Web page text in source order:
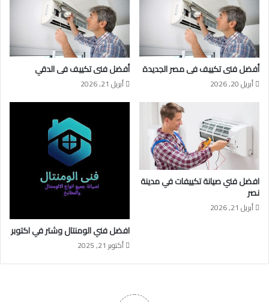
أفضل فنى تكييف فى مصر الجديدة
أبريل 20, 2026
أفضل فنى تكييف فى الدقي
أبريل 21, 2026
افضل فني صيانة تكييفات في مدينة
نصر
أبريل 21, 2026
افضل فني الومنتال وشتر في اكتوبر
أكتوبر 21, 2025